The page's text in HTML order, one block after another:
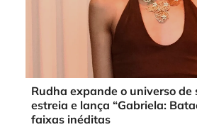
Rudha expande o universo de
estreia e lança “Gabriela:
faixas inéditas